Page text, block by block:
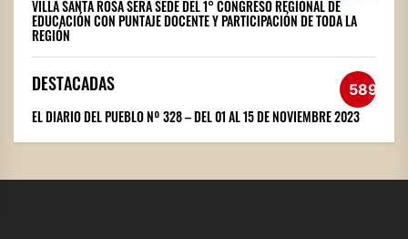
VILLA SANTA ROSA SERÁ SEDE DEL 1° CONGRESO REGIONAL DE
EDUCACIÓN CON PUNTAJE DOCENTE Y PARTICIPACIÓN DE TODA LA
REGIÓN
DESTACADAS 589
EL DIARIO DEL PUEBLO Nº 328 – DEL 01 AL 15 DE NOVIEMBRE 2023